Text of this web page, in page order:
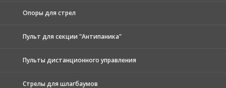
Опоры для стрел
Пульт для секции "Антипаника"
Пульты дистанционного управления
Стрелы для шлагбаумов